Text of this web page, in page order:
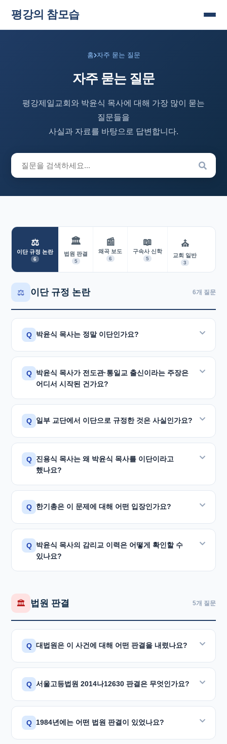
평강의 참모습
홈 자주 묻는 질문
자주 묻는 질문
평강제일교회와 박윤식 목사에 대해 가장 많이 묻는
질문들을
사실과 자료를 바탕으로 답변합니다.
⚖️
이단 규정 논란
6
🏛️
법원 판결
5
📰
왜곡 보도
6
📖
구속사 신학
5
⛪
교회 일반
3
⚖️ 이단 규정 논란 6개 질문
Q 박윤식 목사는 정말 이단인가요?
아닙니다. 박윤식 원로목사는 처음부터 이단이
아니었습니다.
이단이라는 주장은 1983년 후원금 문제로 관계가 틀어진
탁명환 씨가 현대종교 3·4월호에 허위 기사를
게재하면서 시작되었습니다. 이 기사는
것으로, 이후 법원의 확정 판결과 탁명환 씨 본인의 공개
사과로 허위임이 명백히 밝혀졌습니다.
전도관과 통일교에서 활동하며 혼합된 교리를
이단 규정 논란 자세히 보기
Q 박윤식 목사가 전도관·통일교 출신이라는 주장은
어디서 시작된 건가요?
1983년 탁명환 씨가 운영하는 현대종교에서
시작되었습니다. 탁 씨는 국제종교문제연구소 후원금을
측이 거절하자, "현대종교를 통해 기사가 나갈 것"이라고
경고한 뒤 실제로 박 목사를 이단으로 규정하는 허위
해당 기사는박태선 전도관 전도사이자 통일교 본부
근무자로 기술
동명이인의 이력을 혼용한 것이었습니다.
조작 경위 전체 보기
Q 일부 교단에서 이단으로 규정한 것은 사실인가요?
일부 교단에서 이단으로 규정한 결정이 있었습니다.
그러나 그 결정들은 탁명환 씨의 허위 기사를 근거로 한
이루어진 것이었습니다.
이후 대법원(2010)과 서울고등법원(2014나12630)의
밝혀졌으며, 탁명환 씨 본인도 1990년 공개 사과문을
통해 "박윤식 목사는 합동보수교단에 소속된 건전한
Q 진용식 목사는 왜 박윤식 목사를 이단이라고
했나요?
진용식 씨(안식교 이단 출신)를 비롯한 신흥
이단감별사들은 탁명환 씨의 기존 주장을 그대로
국제기독교뉴스>에 화순전도관의 박윤식 전도사가
나온다는 것, ② 통일교 <사보>에 박윤식 전도사가
확정하였습니다. 당시 마산·화순·목포·서울을 동시에
오가는 것은 교통상황상 불가능하고, 박 목사는 같은
시기에 감리교단 소속 동마산교회 서리담임자로
기록되어 있기 때문입니다.
진용식 씨는 이 사건으로 평강제일교회와의 재판에서
패소하였습니다.
Q 한기총은 이 문제에 대해 어떤 입장인가요?
한국기독교총연합회(한기총)는 이단 규정 논란과
관련하여 공식 성명서를 발표하였습니다. 성명서 원문은
Q 박윤식 목사의 감리교 이력은 어떻게 확인할 수
있나요?
1960년·1961년 연회록에는 박윤식 목사가
동마산감리교회 서리담임
또한 당시 마산 지역에서 함께 목회했던 김관도 목사
(대한기독교감리회 중앙연회)가 2008년 5월 14일
동마산감리교회에서 서리담임자로 시무하였음"을 직접
확인하였습니다.
김관도 목사 인터뷰 전문 보기
🏛️ 법원 판결 5개 질문
Q 대법원은 이 사건에 대해 어떤 판결을 내렸나요?
2010년 1월 14일 대법원 제2부(재판장 양승태 대법관,
사건번호 2009다86741)는 다음과 같이 확정
"박윤식이 전도관과 통일교에서 활동하며 혼합된
Q 서울고등법원 2014나12630 판결은 무엇인가요?
서울고등법원 제13민사부(재판장 고의영)의 정정보도
청구 제2심 판결입니다. 평강제일교회와 박윤식 목사가
Q 1984년에는 어떤 법원 판결이 있었나요?